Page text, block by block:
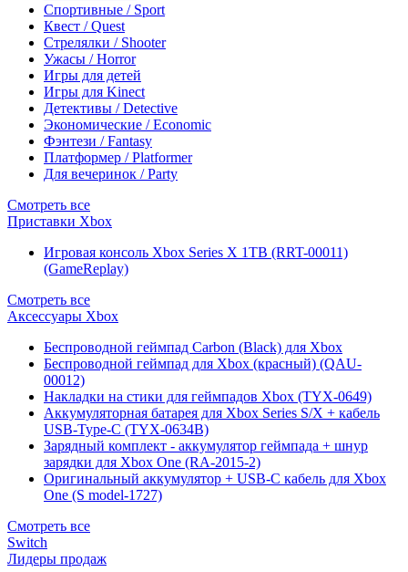
Спортивные / Sport
Квест / Quest
Стрелялки / Shooter
Ужасы / Horror
Игры для детей
Игры для Kinect
Детективы / Detective
Экономические / Economic
Фэнтези / Fantasy
Платформер / Platformer
Для вечеринок / Party
Смотреть все
Приставки Xbox
Игровая консоль Xbox Series X 1TB (RRT-00011)
(GameReplay)
Смотреть все
Аксессуары Xbox
Беспроводной геймпад Carbon (Black) для Xbox
Беспроводной геймпад для Xbox (красный) (QAU-
00012)
Накладки на стики для геймпадов Xbox (TYX-0649)
Аккумуляторная батарея для Xbox Series S/X + кабель
USB-Type-C (TYX-0634B)
Зарядный комплект - аккумулятор геймпада + шнур
зарядки для Xbox One (RA-2015-2)
Оригинальный аккумулятор + USB-C кабель для Xbox
One (S model-1727)
Смотреть все
Switch
Лидеры продаж